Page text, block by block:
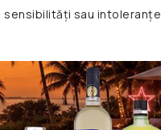
sau intoleranțe.